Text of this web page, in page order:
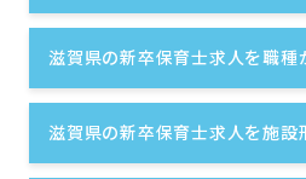
滋賀県の新卒保育士求人を職種
滋賀県の新卒保育士求人を施設